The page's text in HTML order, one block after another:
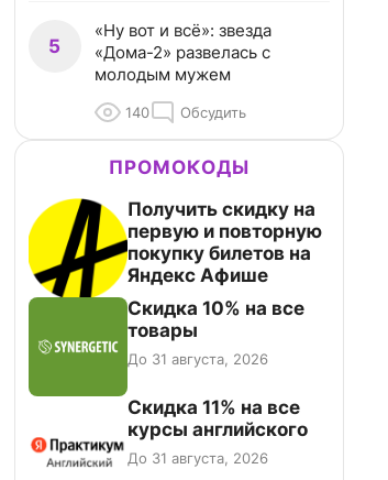
5
«Ну вот и всё»: звезда
«Дома-2» развелась с
молодым мужем
140 Обсудить
ПРОМОКОДЫ
Получить скидку на
первую и повторную
покупку билетов на
Яндекс Афише
Скидка 10% на все
товары
До 31 августа, 2026
Скидка 11% на все
курсы английского
До 31 августа, 2026